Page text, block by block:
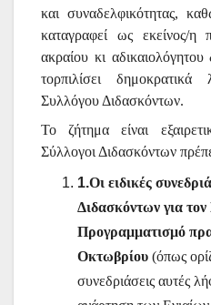
και συναδελφικότητας,
καταγραφεί ως εκείνος/η
ακραίου κι αδικαιολόγητου
τορπιλίσει
Συλλόγου Διδασκόντων.
Το ζήτημα είναι
Σύλλογοι Διδασκόντων
1.Οι ειδικές
Διδασκόντων για τον
Προγραμματισμό
Οκτωβρίου (όπως
συνεδριάσεις αυτές